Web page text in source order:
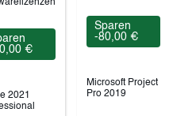
€
2021
Sparen
-80,00 €
Microsoft Project
Pro 2019